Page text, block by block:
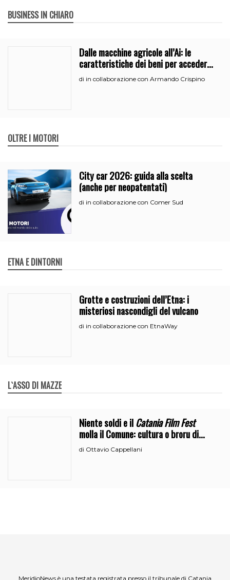
BUSINESS IN CHIARO
Dalle macchine agricole all’Ai: le
caratteristiche dei beni per accedere
all’iperammortamento
di in collaborazione con Armando Crispino
OLTRE I MOTORI
City car 2026: guida alla scelta
(anche per neopatentati)
di in collaborazione con Comer Sud
ETNA E DINTORNI
Grotte e costruzioni dell’Etna: i
misteriosi nascondigli del vulcano
di in collaborazione con EtnaWay
L`ASSO DI MAZZE
Niente soldi e ilCatania Film Fest
molla il Comune: cultura o broru di
ciciri?
di Ottavio Cappellani
MeridioNews è una testata registrata presso il tribunale di Catania